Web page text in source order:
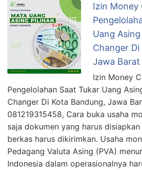
Izin Money
Uang
Changer
Jawa Barat
Izin Money
Pengelolahan Saat Tukar Uang
Changer Di Kota Bandung, Jawa
081219315458, Cara buka usaha
saja dokumen yang harus
berkas harus dikirimkan. Usaha
Pedagang Valuta Asing (PVA)
Indonesia dalam operasionalnya